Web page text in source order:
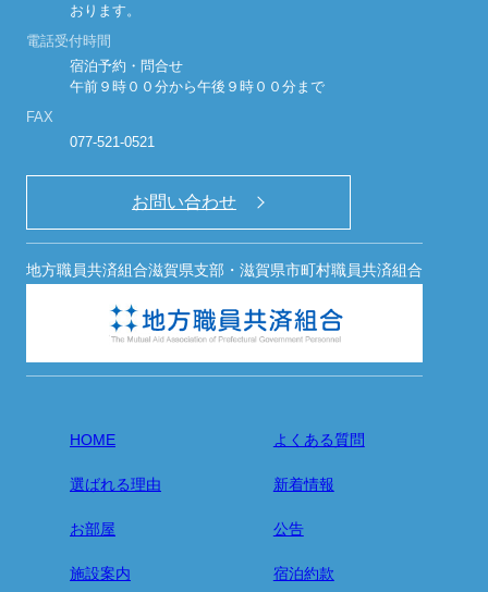
おります。
電話受付時間
宿泊予約・問合せ
午前９時００分から午後９時００分まで
FAX
077-521-0521
お問い合わせ
地方職員共済組合滋賀県支部・滋賀県市町村職員共済組合
HOME
選ばれる理由
お部屋
施設案内
よくある質問
新着情報
公告
宿泊約款
カスタマーハラスメントに対する基本方針
宿泊予約確認・キャンセル
English